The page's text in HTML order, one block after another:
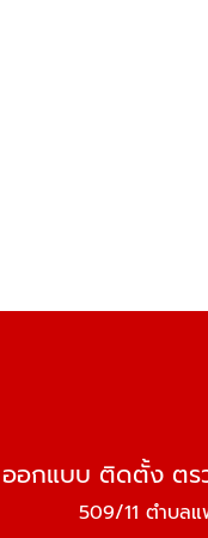
ออกแบบ ติดตั้ง ตรว
509/11 ตำบลแ